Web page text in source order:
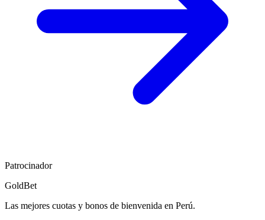
Patrocinador
GoldBet
Las mejores cuotas y bonos de bienvenida en Perú.